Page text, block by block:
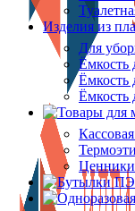
Изделия из
Для
Ёмкость
Ёмкость
Ценники